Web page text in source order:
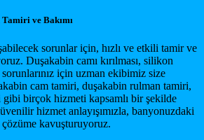
ve Bakımı
sorunlar için, hızlı ve etkili tamir ve
Duşakabin camı kırılması, silikon
için uzman ekibimiz size
cam tamiri, duşakabin rulman tamiri,
birçok hizmeti kapsamlı bir şekilde
hizmet anlayışımızla, banyonuzdaki
çözüme kavuşturuyoruz.